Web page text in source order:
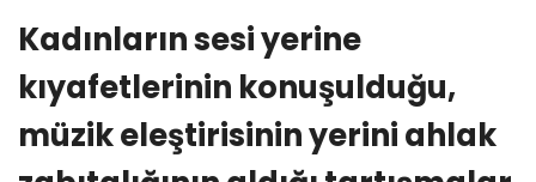
Kadınların sesi yerine
kıyafetlerinin konuşulduğu,
müzik eleştirisinin yerini ahlak